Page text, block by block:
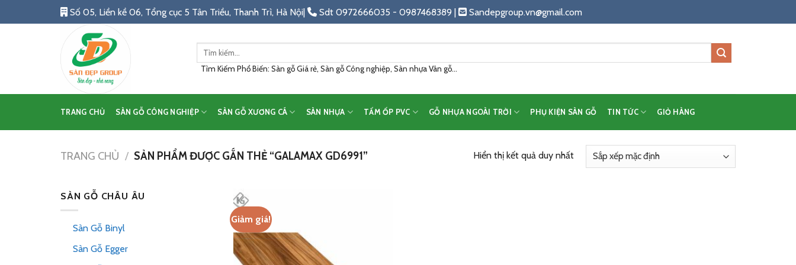
to
Số 05, Liền kề 06, Tổng cục 5 Tân Triều, Thanh Trì, Hà Nội| Sdt 0972666035 - 0987468389 | Sandepgroup.vn@gmail.com
Tìm
Tìm Kiếm Phổ Biến: Sàn gỗ Giá rẻ, Sàn gỗ Công nghiệp, Sàn nhựa Vân gỗ...
TRANG CHỦ SÀN GỖ CÔNG NGHIỆP SÀN GỖ XƯƠNG CÁ SÀN NHỰA TẤM ỐP PVC GỖ NHỰA NGOÀI TRỜI PHỤ KIỆN SÀN GỖ TIN TỨC GIỎ HÀNG
TRANG CHỦ / SẢN PHẨM ĐƯỢC GẮN THẺ “GALAMAX GD6991” Hiển thị kết quả duy nhất
SÀN GỖ CHÂU ÂU
Sàn Gỗ Binyl
Sàn Gỗ Egger
Giảm giá!